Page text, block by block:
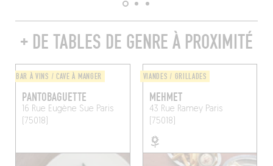
+ DE TABLES DE GENRE À PROXIMITÉ
BAR À VINS / CAVE À MANGER
PANTOBAGUETTE
16 Rue Eugène Sue Paris
(75018)
VIANDES / GRILLADES
MEHMET
43 Rue RameyParis
(75018)